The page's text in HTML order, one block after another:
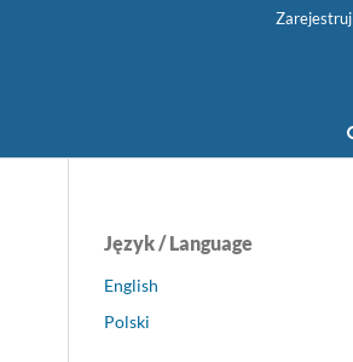
Zarejestruj
Język / Language
English
Polski